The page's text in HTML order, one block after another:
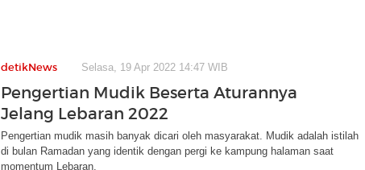
detikNews Selasa, 19 Apr 2022 14:47 WIB
Pengertian Mudik Beserta Aturannya
Jelang Lebaran 2022
Pengertian mudik masih banyak dicari oleh masyarakat. Mudik adalah istilah
di bulan Ramadan yang identik dengan pergi ke kampung halaman saat
momentum Lebaran.